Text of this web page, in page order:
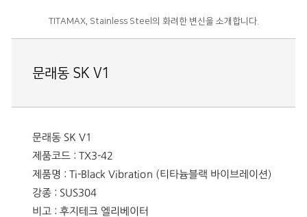
TITAMAX, Stainless Steel의 화려한 변신을 소개합니다.
문래동 SK V1
문래동 SK V1
제품코드 : TX3-42
제품명 : Ti-Black Vibration (티타늄블랙 바이브레이션)
강종 : SUS304
비고 : 후지테크 엘리베이터